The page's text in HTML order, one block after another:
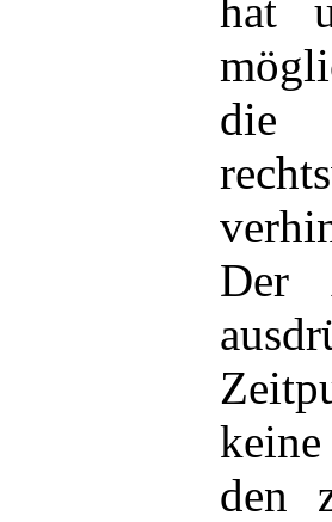
hat
die
Der
den